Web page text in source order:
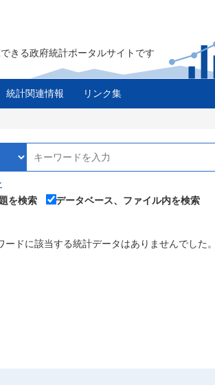
きる政府統計ポータルサイトです
統計関連情報 リンク集
を検索
データベース、ファイル内を検索
ードに該当する統計データはありませんでした。